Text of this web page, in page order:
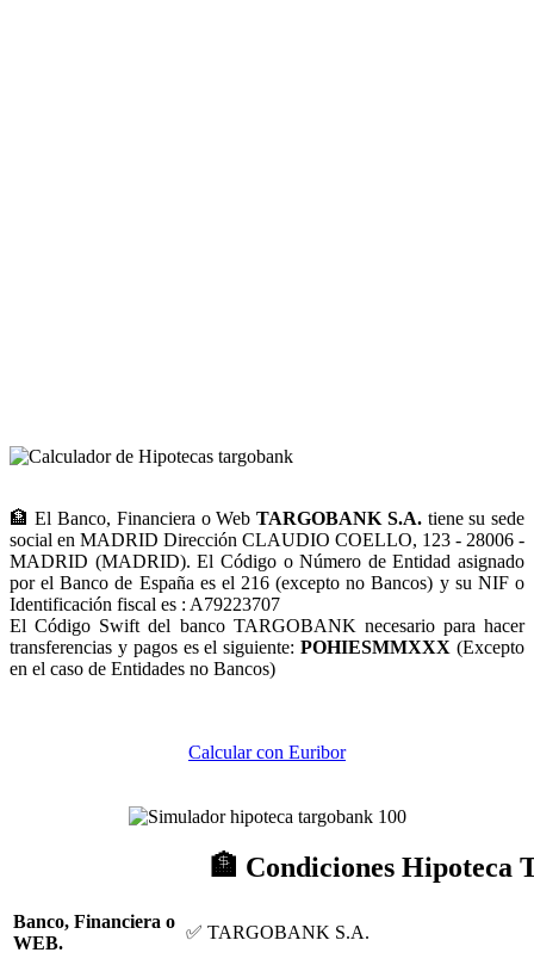
🏦 El Banco, Financiera o WebTARGOBANK S.A.tiene su sede
social en MADRID Dirección CLAUDIO COELLO, 123 - 28006 -
MADRID (MADRID). El Código o Número de Entidad asignado
por el Banco de España es el 216 (excepto no Bancos) y su NIF o
Identificación fiscal es : A79223707
El Código Swift del banco TARGOBANK necesario para hacer
transferencias y pagos es el siguiente:POHIESMMXXX (Excepto
en el caso de Entidades no Bancos)
Calcular con Euribor
🏦 Condiciones Hipoteca
Banco, Financiera o
WEB.
✅ TARGOBANK S.A.